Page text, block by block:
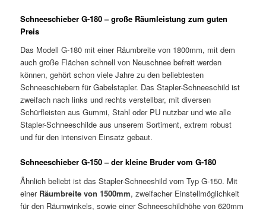
Schneeschieber G-180 – große Räumleistung zum guten
Preis
Das Modell G-180 mit einer Räumbreite von 1800mm, mit dem
auch große Flächen schnell von Neuschnee befreit werden
können, gehört schon viele Jahre zu den beliebtesten
Schneeschiebern für Gabelstapler. Das Stapler-Schneeschild ist
zweifach nach links und rechts verstellbar, mit diversen
Schürfleisten aus Gummi, Stahl oder PU nutzbar und wie alle
Stapler-Schneeschilde aus unserem Sortiment, extrem robust
und für den intensiven Einsatz gebaut.
Schneeschieber G-150 – der kleine Bruder vom G-180
Ähnlich beliebt ist das Stapler-Schneeshild vom Typ G-150. Mit
einer Räumbreite von 1500mm, zweifacher Einstellmöglichkeit
für den Räumwinkels, sowie einer Schneeschildhöhe von 620mm